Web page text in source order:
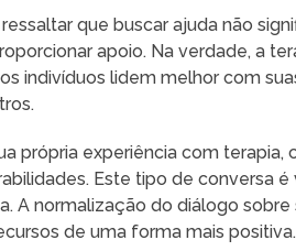
que buscar ajuda não
apoio. Na verdade, a
indivíduos lidem melhor com
própria experiência com terapia,
Este tipo de conversa
A normalização do diálogo
de uma forma mais positiva.